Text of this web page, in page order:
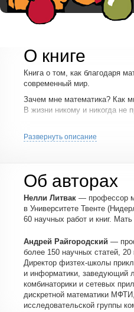
О книге
Книга о том, как благодаря
современный мир.
Зачем мне математика? Как
В жизни никому и никогда не
люди так размышляют и
авиации, страхования,
интернета, экономики...
но проще будет сказать —
современного мира, каким мы
Нелли Литвак и Андрей
приложениях математики.
интересна и доступна как
(за что отвечает основной
и понятный), так и
объяснениям в каждой
старшеклассников и
математикой, — для них есть
Развернуть описание
Об авторах
Нелли Литвак — профессор
в Университете Твенте
60 научных работ и книг.
Андрей Райгородский —
более 150 научных статей, 20
Директор физтех-школы
и информатики, заведующий
комбинаторики и сетевых
дискретной математики
исследовательской группы